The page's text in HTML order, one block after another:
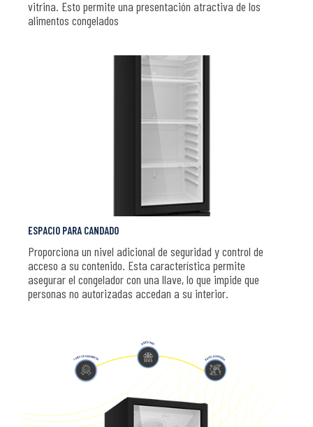
vitrina. Esto permite una presentación atractiva de los
alimentos congelados
ESPACIO PARA CANDADO
Proporciona un nivel adicional de seguridad y control de
acceso a su contenido. Esta característica permite
asegurar el congelador con una llave, lo que impide que
personas no autorizadas accedan a su interior.